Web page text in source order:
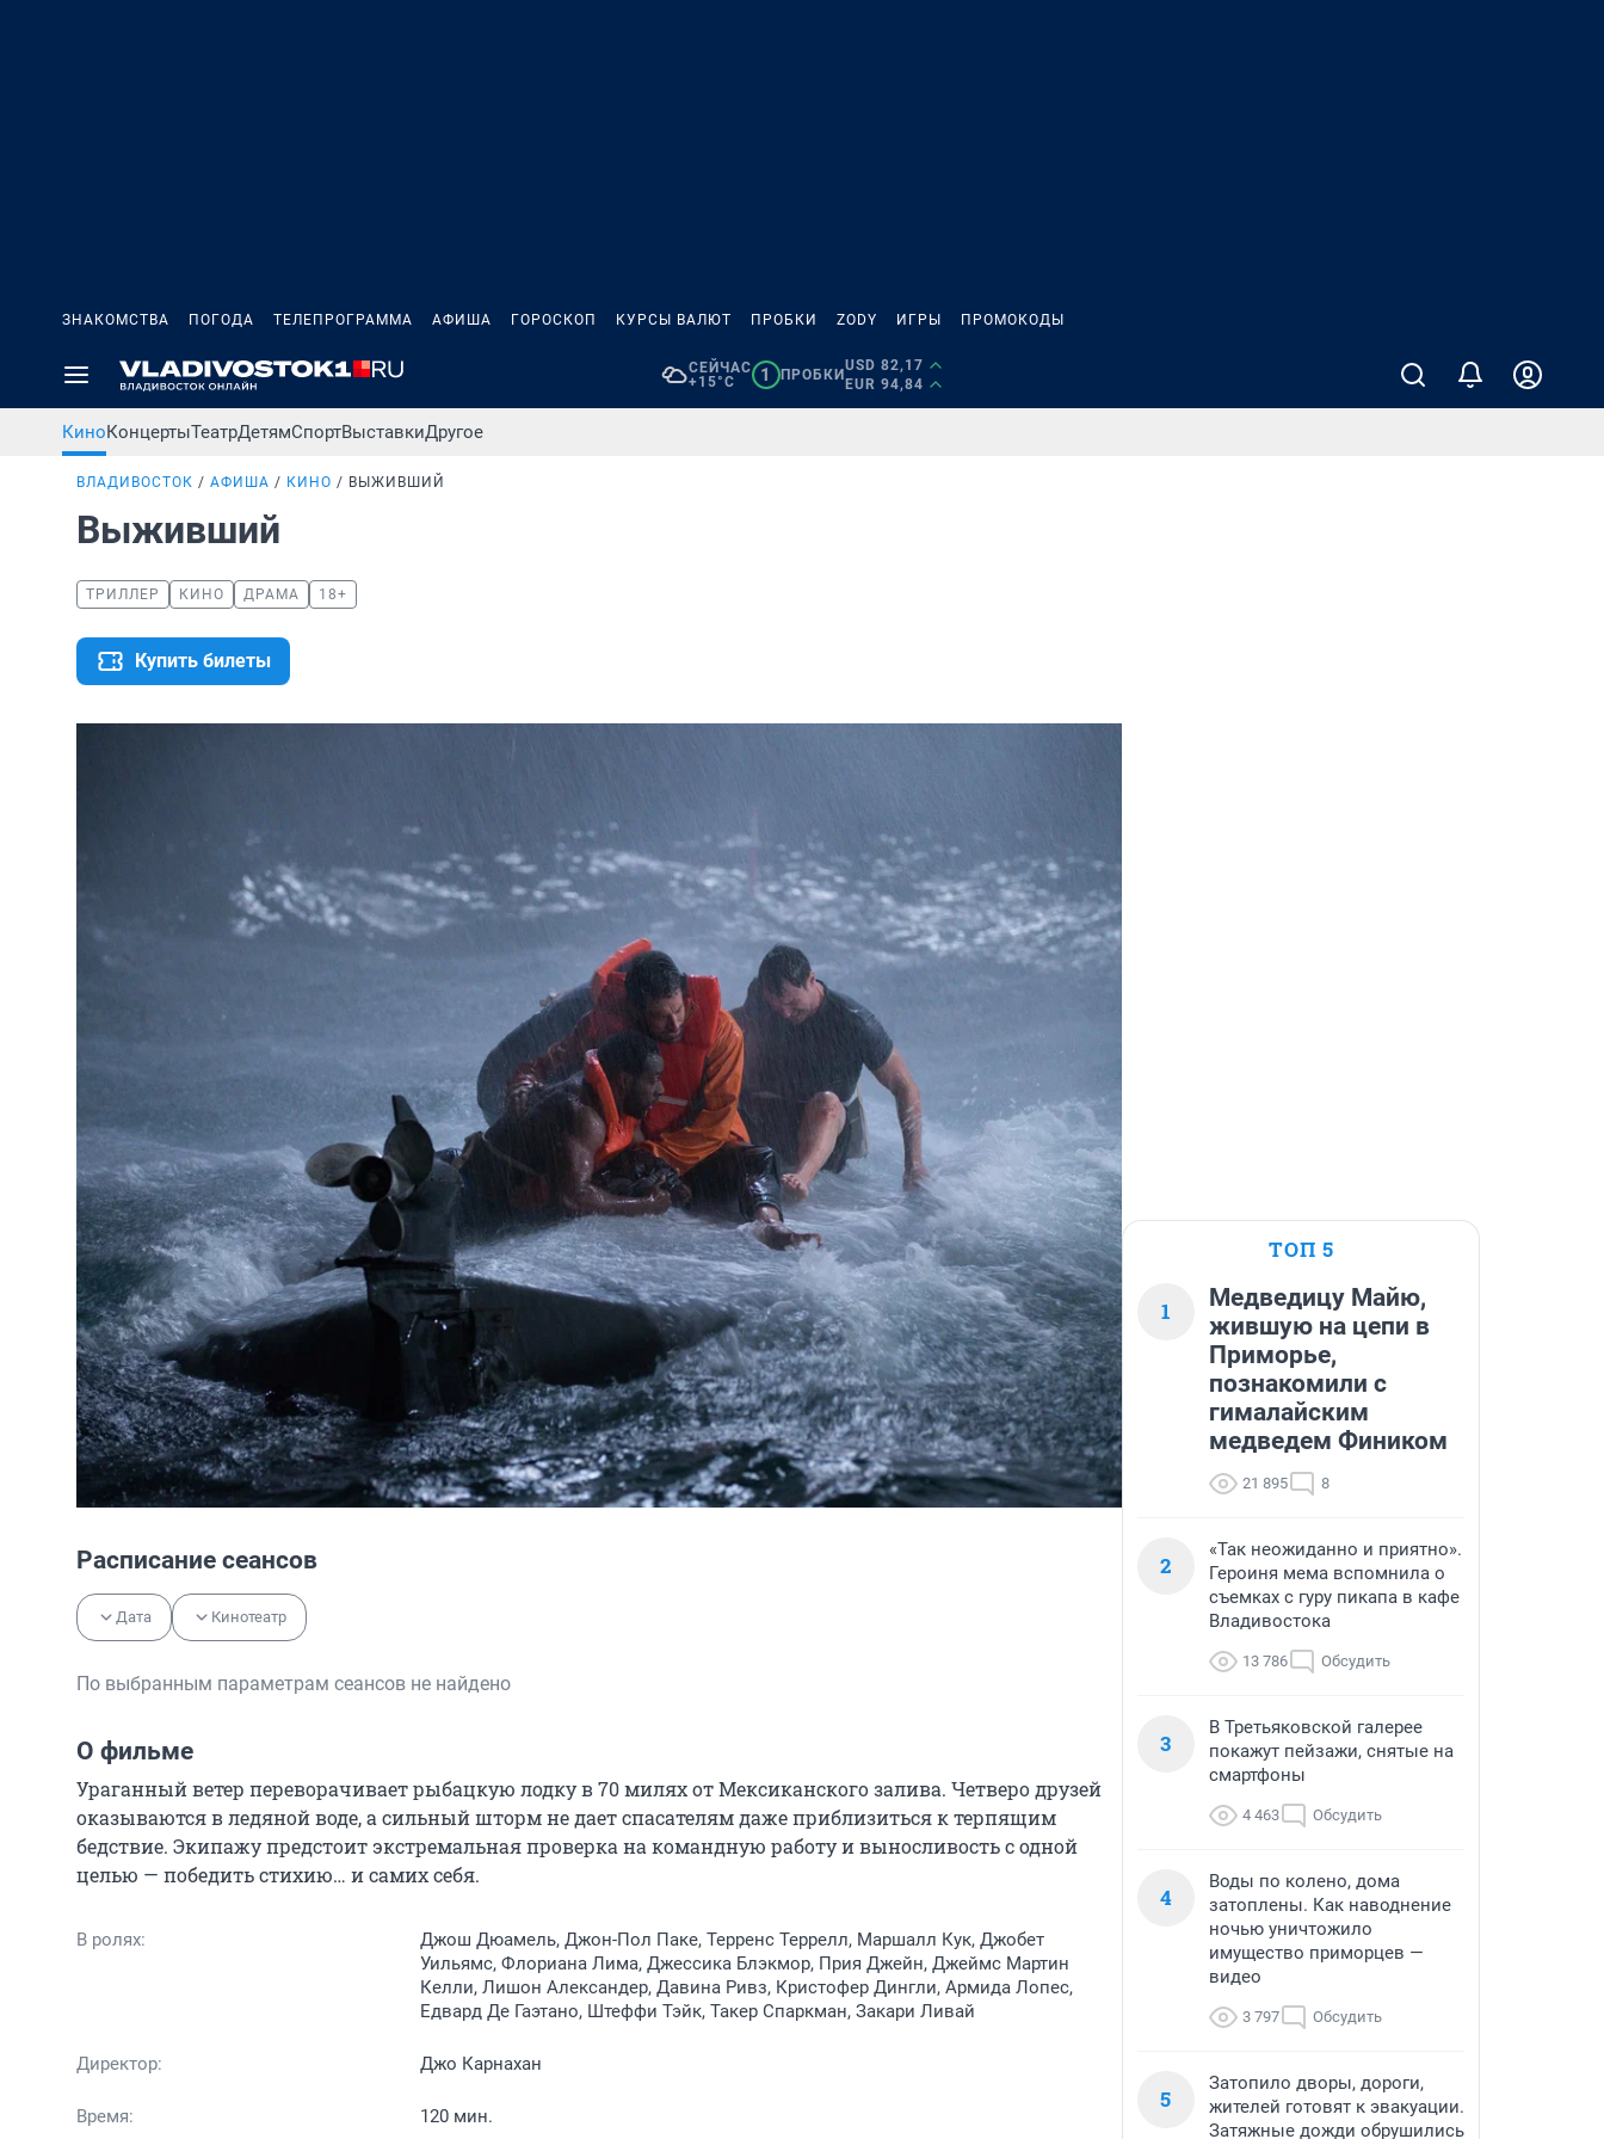
ЗНАКОМСТВА ПОГОДА ТЕЛЕПРОГРАММА АФИША ГОРОСКОП КУРСЫ ВАЛЮТ ПРОБКИ ZODY ИГРЫ ПРОМОКОДЫ
СЕЙЧАС
+15°C
1 ПРОБКИ
USD 82,17
EUR 94,84
КиноКонцертыТеатрДетямСпортВыставкиДругое
ВЛАДИВОСТОК АФИША КИНО ВЫЖИВШИЙ
Выживший
ТРИЛЛЕР КИНО ДРАМА 18+
Купить билеты
Расписание сеансов
Дата Кинотеатр
По выбранным параметрам сеансов не найдено
О фильме
Ураганный ветер переворачивает рыбацкую лодку в 70 милях от Мексиканского залива. Четверо друзей
оказываются в ледяной воде, а сильный шторм не дает спасателям даже приблизиться к терпящим
бедствие. Экипажу предстоит экстремальная проверка на командную работу и выносливость с одной
целью — победить стихию… и самих себя.
В ролях:
Джош Дюамель, Джон-Пол Паке, Терренс Террелл, Маршалл Кук, Джобет
Уильямс, Флориана Лима, Джессика Блэкмор, Прия Джейн, Джеймс Мартин
Келли, Лишон Александер, Давина Ривз, Кристофер Дингли, Армида Лопес,
Едвард Де Гаэтано, Штеффи Тэйк, Такер Спаркман, Закари Ливай
Директор: Джо Карнахан
Время: 120 мин.
ТОП 5
1
Медведицу Майю,
жившую на цепи в
Приморье,
познакомили с
гималайским
медведем Фиником
21 895 8
2
«Так неожиданно и приятно».
Героиня мема вспомнила о
съемках с гуру пикапа в кафе
Владивостока
13 786 Обсудить
3
В Третьяковской галерее
покажут пейзажи, снятые на
смартфоны
4 463 Обсудить
4
Воды по колено, дома
затоплены. Как наводнение
ночью уничтожило
имущество приморцев —
видео
3 797 Обсудить
5
Затопило дворы, дороги,
жителей готовят к эвакуации.
Затяжные дожди обрушились